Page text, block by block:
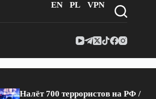
EN PL VPN
Налёт 700 террористов на РФ /